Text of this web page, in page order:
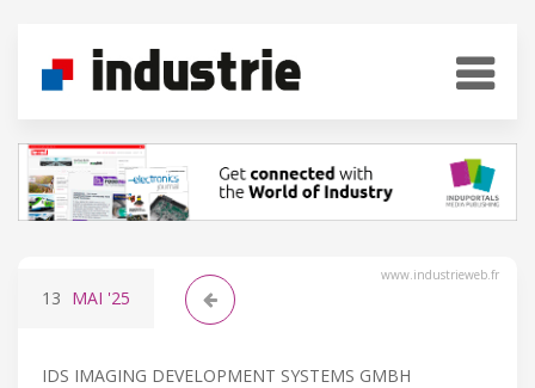
www.industrieweb.fr
13 MAI '25
IDS IMAGING DEVELOPMENT SYSTEMS GMBH